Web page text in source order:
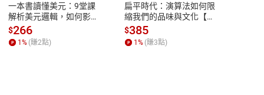
一本書讀懂美元：9堂課
解析美元邏輯，如何影響
全球經濟和每個人的投資
【電子書】
$266
1% (賺2點)
扁平時代：演算法如何限
縮我們的品味與文化【電
子書】
$385
1% (賺3點)